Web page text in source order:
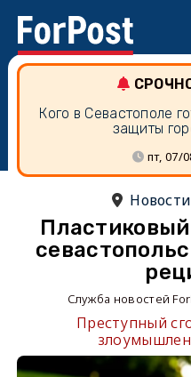
Кого в Севастополе
защиты
пт, 07/
Служба новостей
Преступный